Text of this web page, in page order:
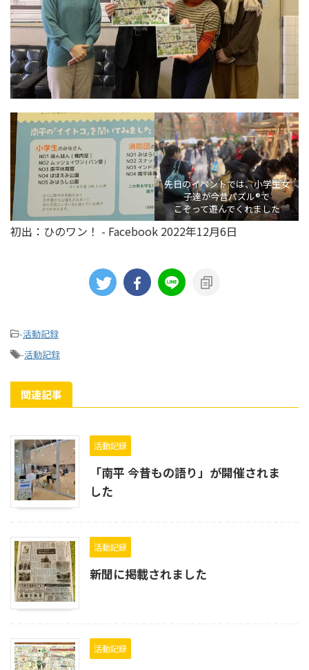
先日のイベントでは、小学生女
子達が今昔パズル®︎で
こぞって遊んでくれました
初出：ひのワン！ - Facebook 2022年12月6日
-活動記録
-活動記録
関連記事
活動記録
「南平 今昔もの語り」が開催されま
した
活動記録
新聞に掲載されました
活動記録